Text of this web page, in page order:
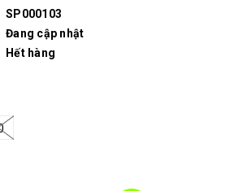
SP000103
Đang cập nhật
Hết hàng